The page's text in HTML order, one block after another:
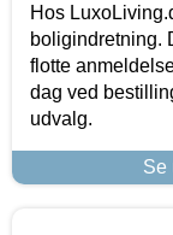
Hos
boligindretning.
flotte
dag ved
udvalg.
Se